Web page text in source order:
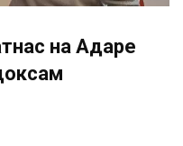
на Адаре